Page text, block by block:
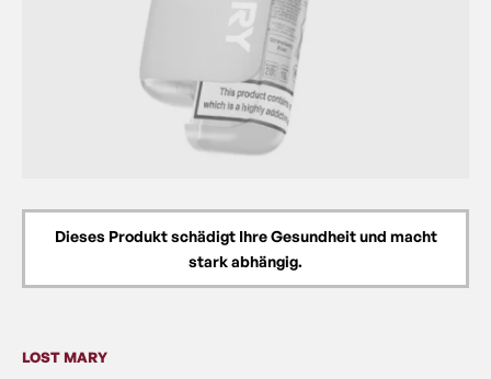
Dieses Produkt schädigt Ihre Gesundheit und macht
stark abhängig.
LOST MARY